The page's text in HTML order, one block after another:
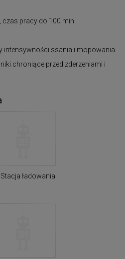
czas pracy do 100 min.
intensywności ssania i mopowania
chroniące przed zderzeniami i
ładowania